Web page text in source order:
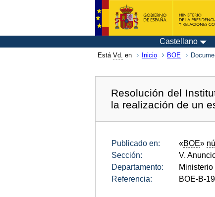
Castellano
Está Vd. en Inicio BOE
Resolución del
la realización de un
Publicado en: «BOE»
Sección:
V.
Departamento:
Referencia:
BOE-B-